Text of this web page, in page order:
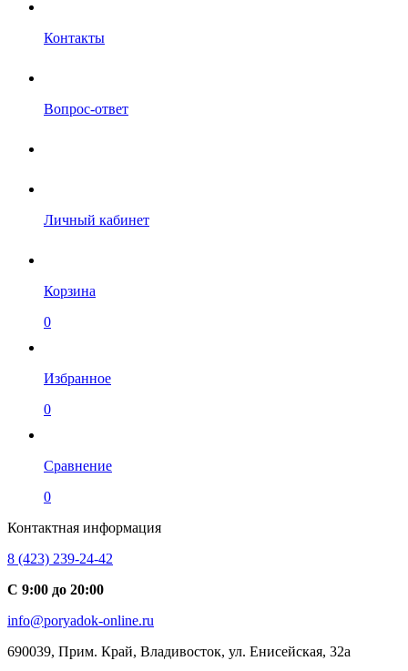
Контакты
Вопрос-ответ
Личный кабинет
Корзина
0
Избранное
0
Сравнение
0
Контактная информация
8 (423) 239-24-42
С 9:00 до 20:00
info@poryadok-online.ru
690039, Прим. Край, Владивосток, ул. Енисейская, 32а